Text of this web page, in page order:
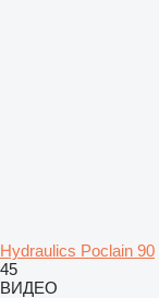
Hydraulics Poclain 90
45
ВИДЕО